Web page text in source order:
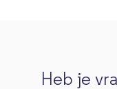
Heb je